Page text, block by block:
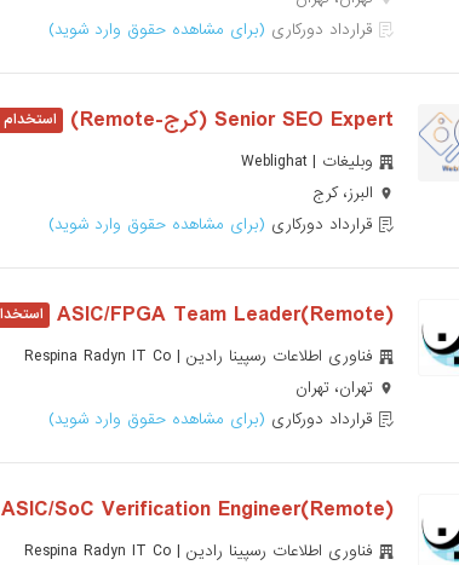
قرارداد دورکاری (برای مشاهده حقوق وارد شوید)
Senior SEO Expert (کرج-Remote)
وبلیغات | Weblighat
البرز، کرج
قرارداد دورکاری (برای مشاهده حقوق وارد شوید)
(Remote)ASIC/FPGA Team Leader
فناوری اطلاعات رسپینا رادین | Respina Radyn IT Co
تهران، تهران
قرارداد دورکاری (برای مشاهده حقوق وارد شوید)
ASIC/SoC Verification Engineer(Remote)
فناوری اطلاعات رسپینا رادین | Respina Radyn IT Co